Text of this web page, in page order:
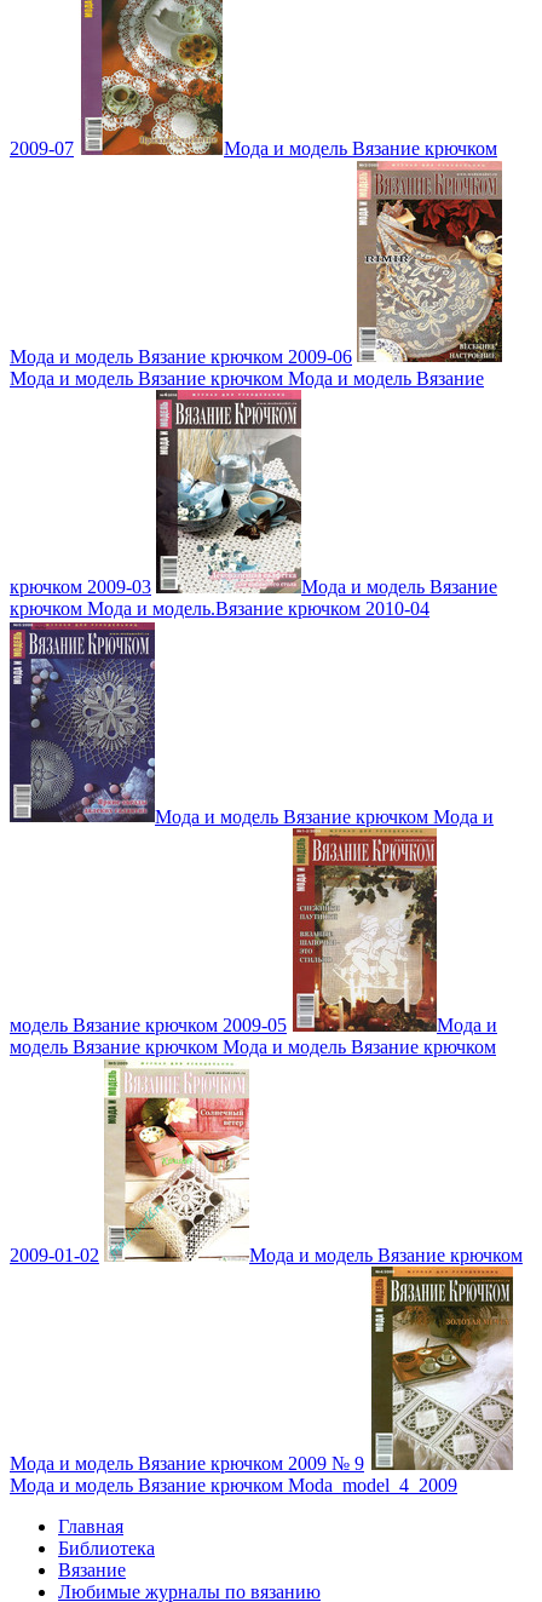
2009-07 Мода и модель Вязание крючком
Мода и модель Вязание крючком 2009-06
Мода и модель Вязание крючком Мода и модель Вязание
крючком 2009-03
Мода и модель Вязание
крючком Мода и модель.Вязание крючком 2010-04
Мода и модель Вязание крючком Мода и
модель Вязание крючком 2009-05
Мода и
модель Вязание крючком Мода и модель Вязание крючком
2009-01-02 Мода и модель Вязание крючком
Мода и модель Вязание крючком 2009 № 9
Мода и модель Вязание крючком Moda_model_4_2009
Главная
Библиотека
Вязание
Любимые журналы по вязанию